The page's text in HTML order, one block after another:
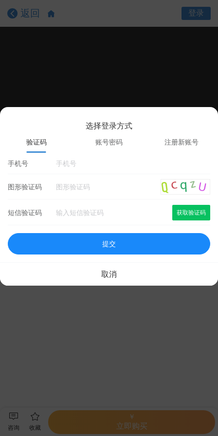
返回 登录
咨询 收藏
￥
立即购买
选择登录方式
验证码 账号密码 注册新账号
手机号
图形验证码
短信验证码 获取验证码
提交
取消